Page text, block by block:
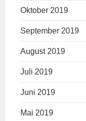
Oktober 2019
September 2019
August 2019
Juli 2019
Juni 2019
Mai 2019